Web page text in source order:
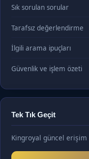
Sık sorulan sorular
Tarafsız değerlendirme
İlgili arama ipuçları
Güvenlik ve işlem özeti
Tek Tık Geçit
Kingroyal güncel